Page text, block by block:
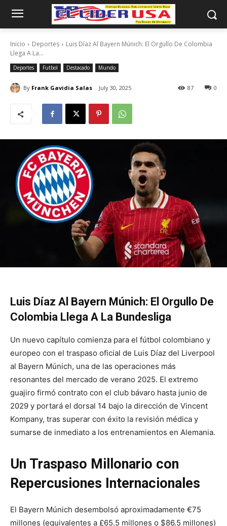
Inicio Deportes
Luis Díaz Al Bayern Múnich: El Orgullo De Colombia
Llega A La...
Deportes Futbol Destacado Mundo
By Frank Gavidia Salas July 30, 2025 0
87
Luis Díaz Al Bayern Múnich: El Orgullo De
Colombia Llega A La Bundesliga
Un nuevo capítulo comienza para el fútbol colombiano y
europeo con el traspaso oficial de Luis Díaz del Liverpool
al Bayern Múnich, una de las operaciones más
resonantes del mercado de verano 2025. El extremo
guajiro firmó contrato con el club bávaro hasta junio de
2029 y portará el dorsal 14 bajo la dirección de Vincent
Kompany, tras superar con éxito la revisión médica y
sumarse de inmediato a los entrenamientos en Alemania.
Un Traspaso Millonario con
Repercusiones Internacionales
El Bayern Múnich desembolsó aproximadamente €75
millones (equivalentes a £65.5 millones o $86.5 millones)